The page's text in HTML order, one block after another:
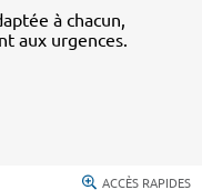
à chacun,
aux urgences.
ACCÈS RAPIDES